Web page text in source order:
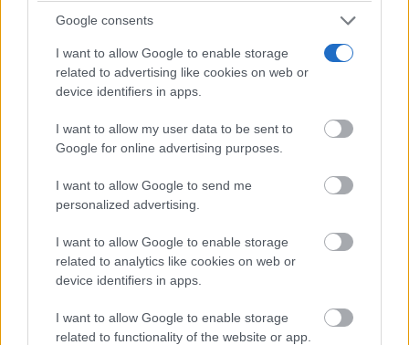
Google consents
I want to allow Google to enable storage
related to advertising like cookies on web or
device identifiers in apps.
I want to allow my user data to be sent to
Google for online advertising purposes.
I want to allow Google to send me
personalized advertising.
I want to allow Google to enable storage
related to analytics like cookies on web or
device identifiers in apps.
I want to allow Google to enable storage
related to functionality of the website or app.
Corepunk MMORPG
Un verdadero MMORPG de la vieja escuela ¡Cómo los